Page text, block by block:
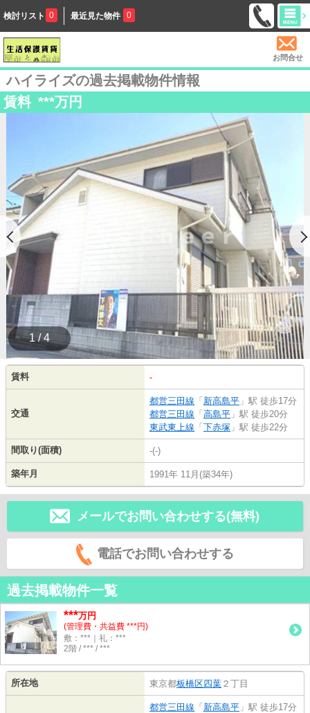
検討リスト 0 最近見た物件 0
お問合せ
ハイライズの過去掲載物件情報
賃料 ***万円
1 / 4
賃料 -
交通
都営三田線 「 新高島平 」駅 徒歩17分
都営三田線 「 高島平 」駅 徒歩20分
東武東上線 「 下赤塚 」駅 徒歩22分
間取り(面積) -(-)
築年月 1991年 11月(築34年)
メールでお問い合わせする(無料)
電話でお問い合わせする
過去掲載物件一覧
***万円
(管理費・共益費 ***円)
敷：***｜礼：***
2階 / *** / ***
所在地 東京都板橋区四葉 ２丁目
都営三田線 「 新高島平 」駅 徒歩17分